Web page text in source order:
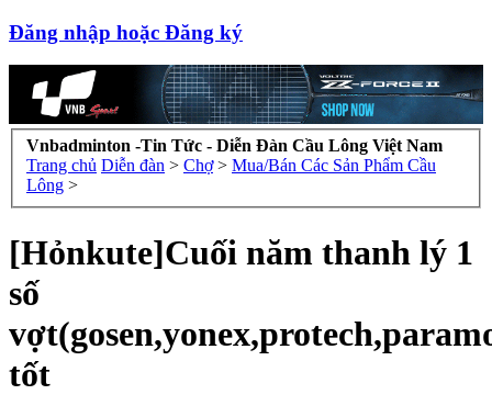
Đăng nhập hoặc Đăng ký
Vnbadminton -Tin Tức - Diễn Đàn Cầu Lông Việt Nam
Trang chủ Diễn đàn > Chợ > Mua/Bán Các Sản Phẩm Cầu
Lông >
[Hỏnkute]Cuối năm thanh lý 1
số
tốt